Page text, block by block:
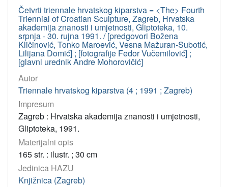
Četvrti triennale hrvatskog kiparstva = <The> Fourth
Triennial of Croatian Sculpture, Zagreb, Hrvatska
akademija znanosti i umjetnosti, Gliptoteka, 10.
srpnja - 30. rujna 1991. / [predgovori Božena
Kličinović, Tonko Maroević, Vesna Mažuran-Subotić,
Lilijana Domić] ; [fotografije Fedor Vučemilović] ;
[glavni urednik Andre Mohorovičić]
Autor
Triennale hrvatskog kiparstva (4 ; 1991 ; Zagreb)
Impresum
Zagreb : Hrvatska akademija znanosti i umjetnosti,
Gliptoteka, 1991.
Materijalni opis
165 str. : ilustr. ; 30 cm
Jedinica HAZU
Knjižnica (Zagreb)